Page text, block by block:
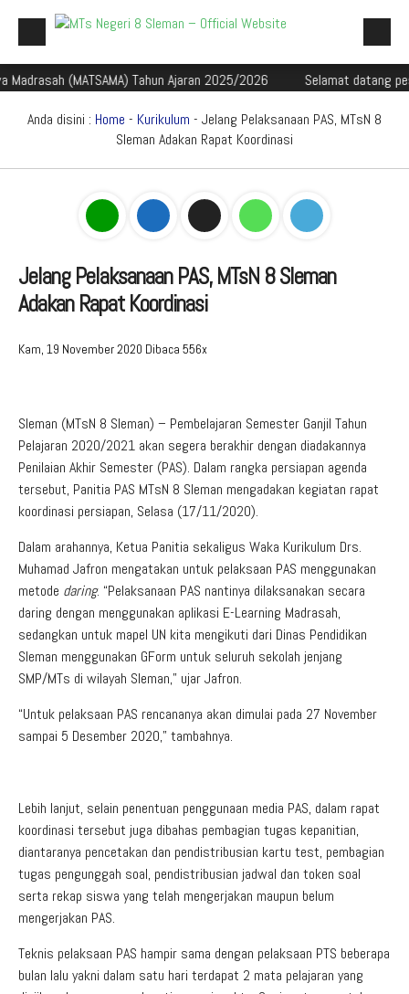
Beranda
Profil Madrasah
Aplikasi Madrasah
PMBM
Perpustakaan Madyadesta
(MATSAMA) Tahun Ajaran 2025/2026 Selamat datang peserta
Anda disini : Home - Kurikulum - Jelang Pelaksanaan PAS, MTsN 8
Sleman Adakan Rapat Koordinasi
Jelang Pelaksanaan PAS, MTsN 8 Sleman
Adakan Rapat Koordinasi
Kam, 19 November 2020 Dibaca 556x
Sleman (MTsN 8 Sleman) – Pembelajaran Semester Ganjil Tahun
Pelajaran 2020/2021 akan segera berakhir dengan diadakannya
Penilaian Akhir Semester (PAS). Dalam rangka persiapan agenda
tersebut, Panitia PAS MTsN 8 Sleman mengadakan kegiatan rapat
koordinasi persiapan, Selasa (17/11/2020).
Dalam arahannya, Ketua Panitia sekaligus Waka Kurikulum Drs.
Muhamad Jafron mengatakan untuk pelaksaan PAS menggunakan
metode daring. “Pelaksanaan PAS nantinya dilaksanakan secara
daring dengan menggunakan aplikasi E-Learning Madrasah,
sedangkan untuk mapel UN kita mengikuti dari Dinas Pendidikan
Sleman menggunakan GForm untuk seluruh sekolah jenjang
SMP/MTs di wilayah Sleman,” ujar Jafron.
“Untuk pelaksaan PAS rencananya akan dimulai pada 27 November
sampai 5 Desember 2020,” tambahnya.
Lebih lanjut, selain penentuan penggunaan media PAS, dalam rapat
koordinasi tersebut juga dibahas pembagian tugas kepanitian,
diantaranya pencetakan dan pendistribusian kartu test, pembagian
tugas pengunggah soal, pendistribusian jadwal dan token soal
serta rekap siswa yang telah mengerjakan maupun belum
mengerjakan PAS.
Teknis pelaksaan PAS hampir sama dengan pelaksaan PTS beberapa
bulan lalu yakni dalam satu hari terdapat 2 mata pelajaran yang